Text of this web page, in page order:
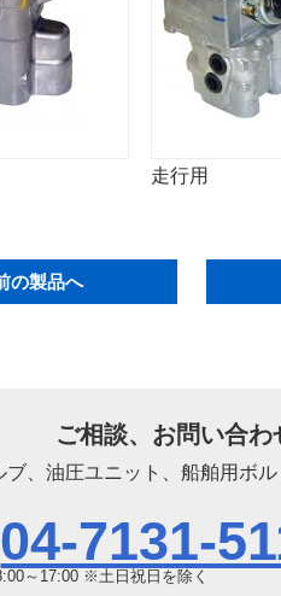
走行用
の製品へ
ご相談、お問い合
ブ、油圧ユニット、船舶用ボ
04-7131-
～17:00 ※土日祝日を除く